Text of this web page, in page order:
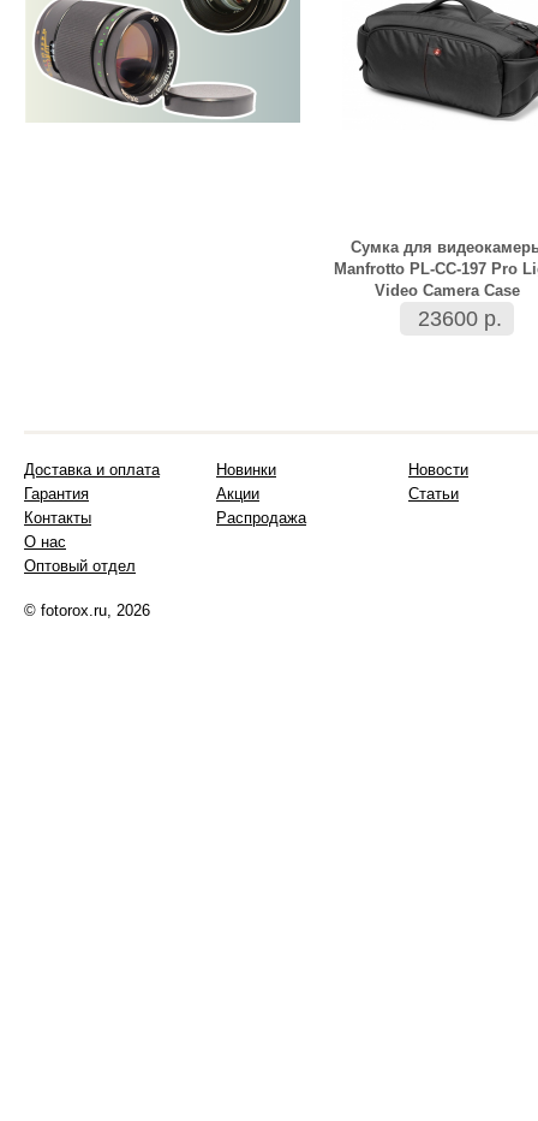
Сумка для
Manfrotto PL-CC-197 Pro
Video Camera Case
23600 р.
Доставка и оплата
Гарантия
Контакты
О нас
Оптовый отдел
Новинки
Акции
Распродажа
Новости
Статьи
© fotorox.ru, 2026